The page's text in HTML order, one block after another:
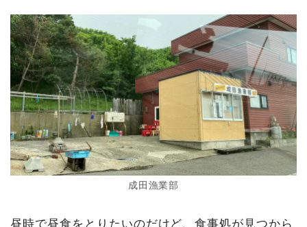
成田漁業部
昼時で昼食をとりたいのだけど、食事処が見つから